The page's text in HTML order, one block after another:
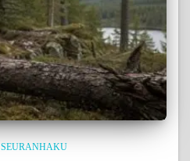
SEURANHAKU